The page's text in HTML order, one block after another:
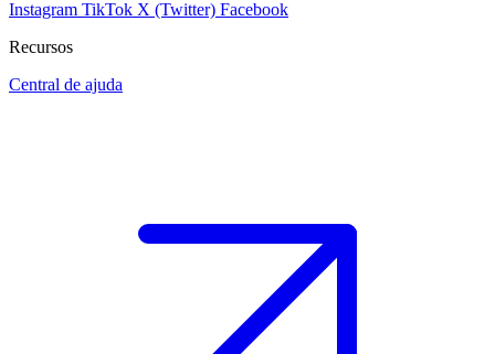
Instagram TikTok X (Twitter) Facebook
Recursos
Central de ajuda